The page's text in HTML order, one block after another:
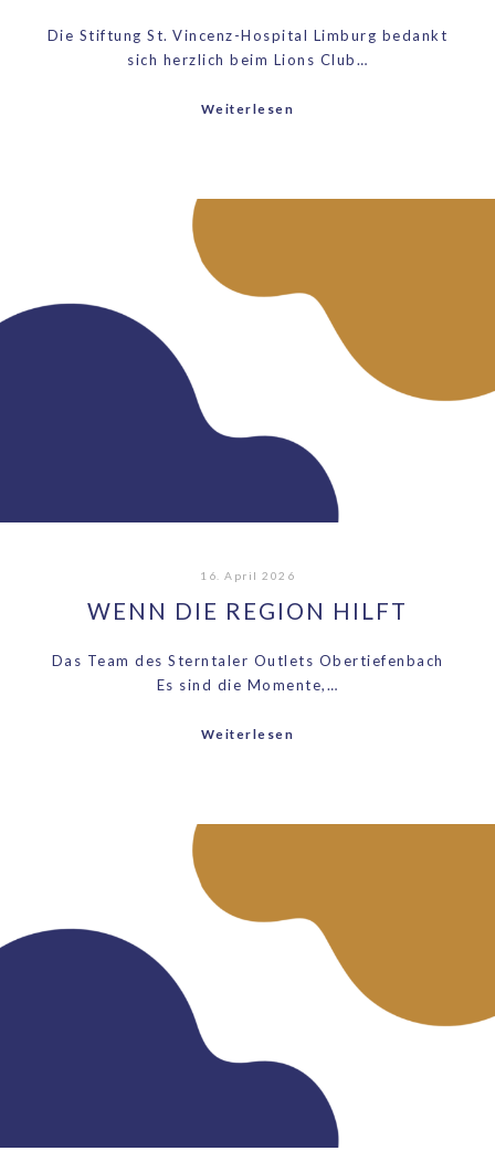
Die Stiftung St. Vincenz-Hospital Limburg bedankt
sich herzlich beim Lions Club…
Weiterlesen
16. April 2026
WENN DIE REGION HILFT
Das Team des Sterntaler Outlets Obertiefenbach
Es sind die Momente,…
Weiterlesen